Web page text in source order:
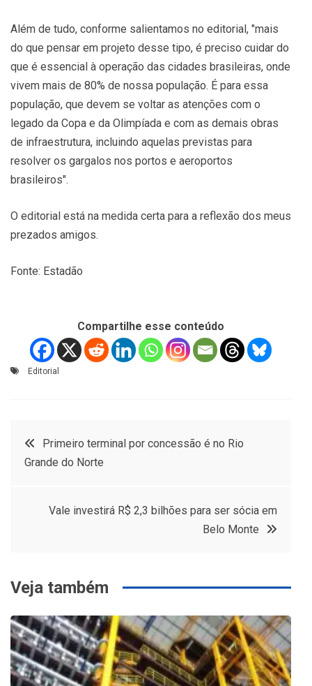
Além de tudo, conforme salientamos no editorial, "mais
do que pensar em projeto desse tipo, é preciso cuidar do
que é essencial à operação das cidades brasileiras, onde
vivem mais de 80% de nossa população. É para essa
população, que devem se voltar as atenções com o
legado da Copa e da Olimpíada e com as demais obras
de infraestrutura, incluindo aquelas previstas para
resolver os gargalos nos portos e aeroportos
brasileiros".
O editorial está na medida certa para a reflexão dos meus
prezados amigos.
Fonte: Estadão
Compartilhe esse conteúdo
Editorial
Navegação
Post
Primeiro terminal por concessão é no Rio
Grande do Norte
Vale investirá R$ 2,3 bilhões para ser sócia em
Belo Monte
Veja também